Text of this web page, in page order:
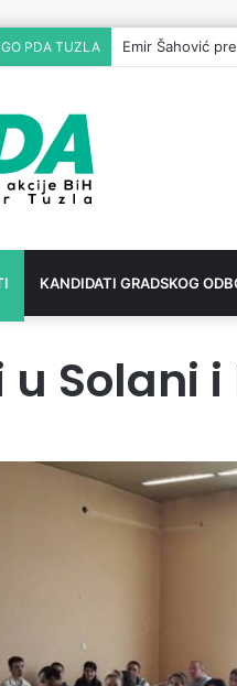
GO PDA TUZLA Emir Šahović
KANDIDATI GRADSKOG
Solani